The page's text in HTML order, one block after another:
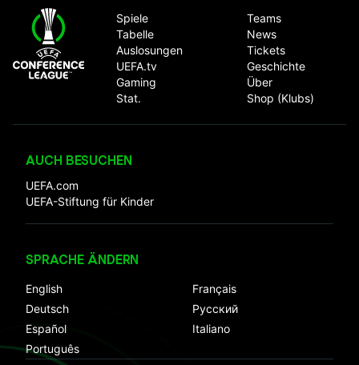
UEFA Conference League
Spiele
Tabelle
Auslosungen
UEFA.tv
Gaming
Stat.
Teams
News
Tickets
Geschichte
Über
Shop (Klubs)
AUCH BESUCHEN
UEFA.com
UEFA-Stiftung für Kinder
SPRACHE ÄNDERN
English
Français
Deutsch
Русский
Español
Italiano
Português